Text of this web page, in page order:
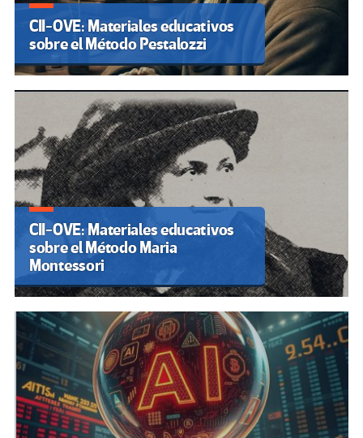
CII-OVE: Materiales educativos
sobre el Método Pestalozzi
CII-OVE: Materiales educativos
sobre el Método Maria
Montessori